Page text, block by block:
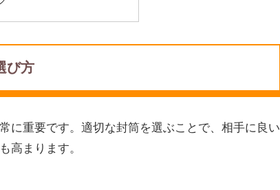
び方
に重要です。適切な封筒を選ぶことで、相手に良い
高まります。